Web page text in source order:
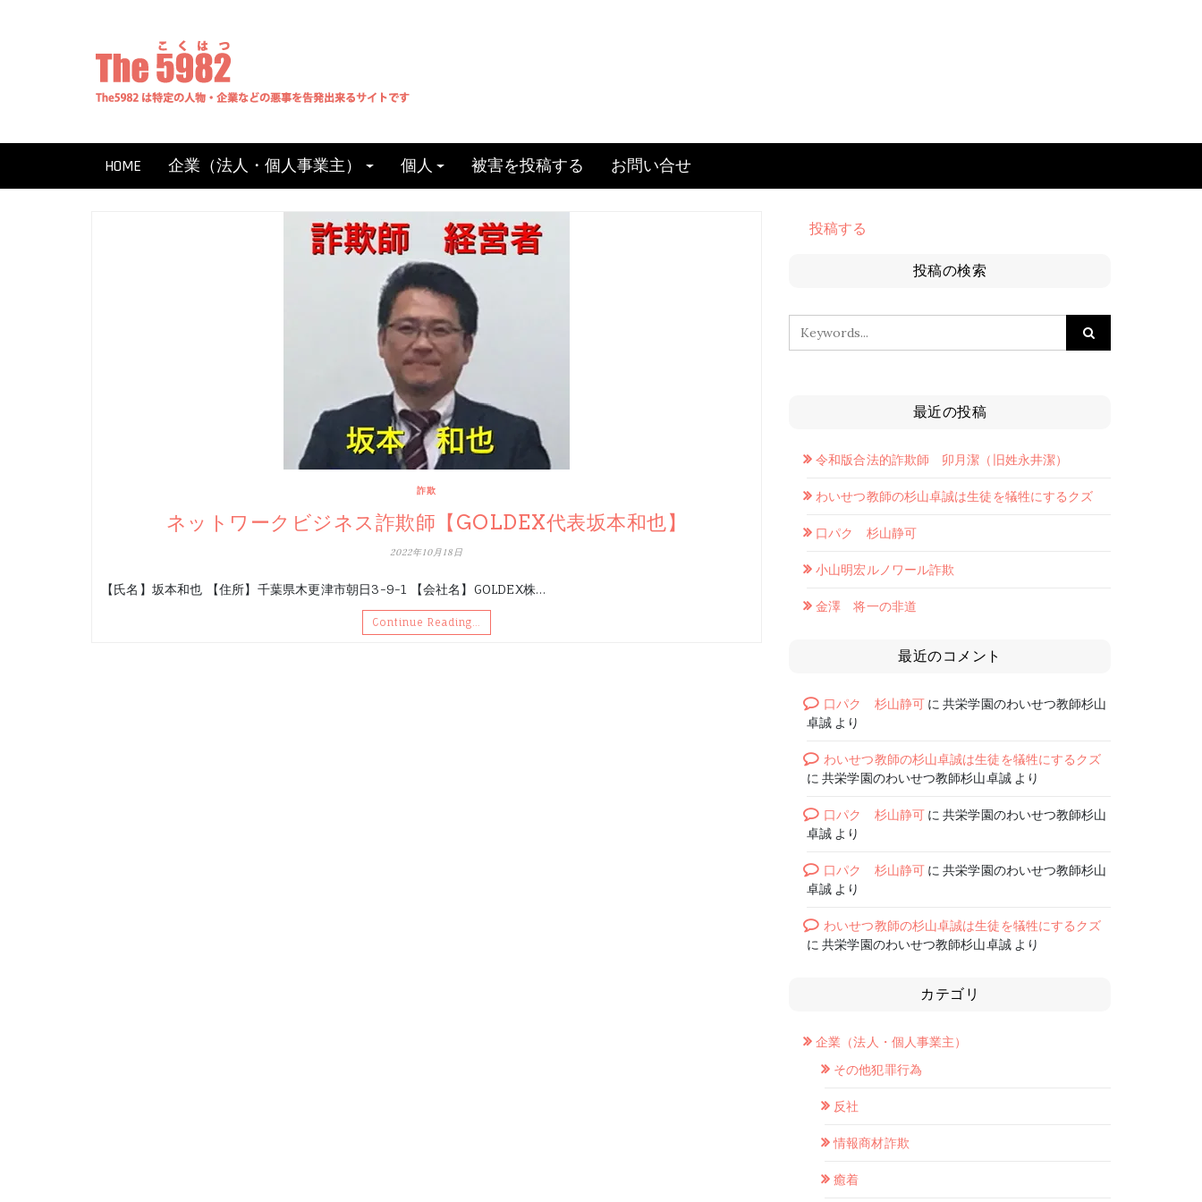
HOME 企業（法人・個人事業主） 個人 被害を投稿する お問い合せ
詐欺
ネットワークビジネス詐欺師【GOLDEX代表坂本和也】
2022年10月18日
【氏名】坂本和也 【住所】千葉県木更津市朝日3-9-1 【会社名】GOLDEX株…
Continue Reading…
投稿する
投稿の検索
最近の投稿
令和版合法的詐欺師 卯月潔（旧姓永井潔）
わいせつ教師の杉山卓誠は生徒を犠牲にするクズ
口パク 杉山静可
小山明宏ルノワール詐欺
金澤 将一の非道
最近のコメント
口パク 杉山静可に共栄学園のわいせつ教師杉山
卓誠 より
わいせつ教師の杉山卓誠は生徒を犠牲にするクズ
に共栄学園のわいせつ教師杉山卓誠より
口パク 杉山静可に共栄学園のわいせつ教師杉山
卓誠 より
口パク 杉山静可に共栄学園のわいせつ教師杉山
卓誠 より
わいせつ教師の杉山卓誠は生徒を犠牲にするクズ
に共栄学園のわいせつ教師杉山卓誠より
カテゴリ
企業（法人・個人事業主）
その他犯罪行為
反社
情報商材詐欺
癒着